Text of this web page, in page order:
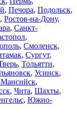
, Печора, Подольск,
, Ростов-на-Дону,
, Санкт-
,
, Смоленск,
, Сургут,
, Тольятти,
, Усинск,
,
, Чита, Шахты,
, Южно-